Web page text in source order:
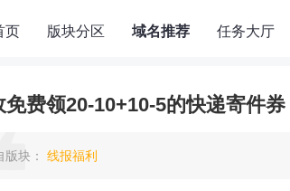
页 版块分区 域名推荐 任务大厅
免费领20-10+10-5的快递寄件券
版块 ： 线报福利